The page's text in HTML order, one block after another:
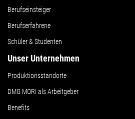
Berufseinsteiger
Berufserfahrene
Schüler & Studenten
Unser Unternehmen
Produktionsstandorte
DMG MORI als Arbeitgeber
Benefits